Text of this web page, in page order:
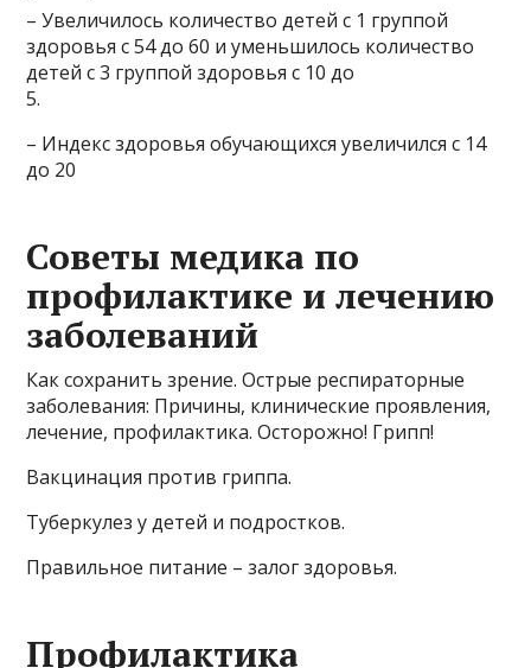
– Увеличилось количество детей с 1 группой
здоровья с 54 до 60 и уменьшилось количество
детей с 3 группой здоровья с 10 до
5.​
– Индекс здоровья обучающихся увеличился с 14
до 20​
Советы медика по
профилактике и лечению
заболеваний
Как сохранить зрение. Острые респираторные
заболевания: Причины, клинические проявления,
лечение, профилактика. Осторожно! Грипп!
Вакцинация против гриппа.
Туберкулез у детей и подростков.
Правильное питание – залог здоровья.
Профилактика